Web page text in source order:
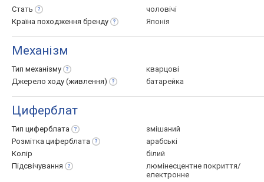
Стать
чоловічі
Країна походження бренду Японія
Механізм
Тип механізму
кварцові
Джерело ходу (живлення) батарейка
Циферблат
Тип циферблата
змішаний
Розмітка циферблата
арабські
Колір
білий
Підсвічування
люмінесцентне покриття/
електронне